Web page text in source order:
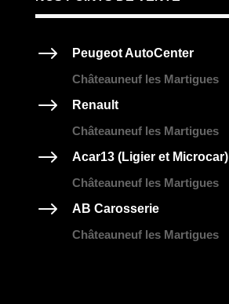
$
Peugeot AutoCenter
Châteauneuf les Martigues
$
Renault
Châteauneuf les Martigues
$
Acar13 (Ligier et Microcar)
Châteauneuf les Martigues
$
AB Carosserie
Châteauneuf les Martigues